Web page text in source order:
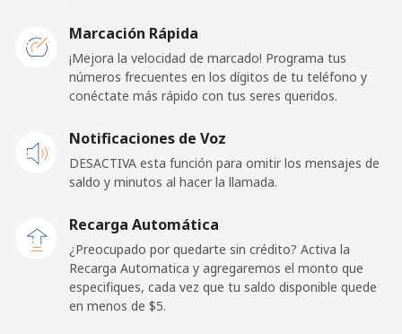
Línea fija ⁦75.9¢⁩ 13 min por ⁦$10⁩
⁦68.9¢⁩ 14 min por ⁦$10⁩
Celular ⁦50.5¢⁩ 19 min por ⁦$10⁩
Belize
Marcación Rápida
¡Mejora la velocidad de marcado! Programa tus
números frecuentes en los dígitos de tu teléfono y
conéctate más rápido con tus seres queridos.
Notificaciones de Voz
DESACTIVA esta función para omitir los mensajes de
saldo y minutos al hacer la llamada.
Recarga Automática
¿Preocupado por quedarte sin crédito? Activa la
Recarga Automatica y agregaremos el monto que
especifiques, cada vez que tu saldo disponible quede
en menos de ⁦$5⁩.